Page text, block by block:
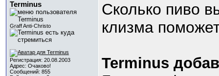
Terminus
Graff Anti-Christo
Регистрация: 20.08.2003
Адрес: Очаково!
Сообщений: 855
Сколько пиво
клизма
Terminus